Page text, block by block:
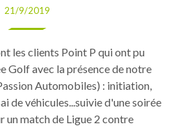
21/9/2019
les clients Point P qui ont pu
Golf avec la présence de notre
Automobiles) : initiation,
de véhicules...suivie d'une soirée
un match de Ligue 2 contre